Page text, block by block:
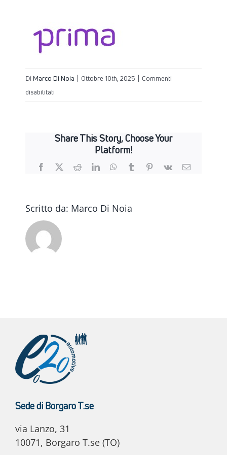
DiMarco Di Noia | Ottobre 10th, 2025 | Commenti
disabilitati
Share This Story, Choose Your
Platform!
Facebook
X RedditLinkedInWhatsApp
TumblrPinterest
Vk Email
Scritto da: Marco Di Noia
Sede di Borgaro T.se
via Lanzo, 31
10071, Borgaro T.se (TO)